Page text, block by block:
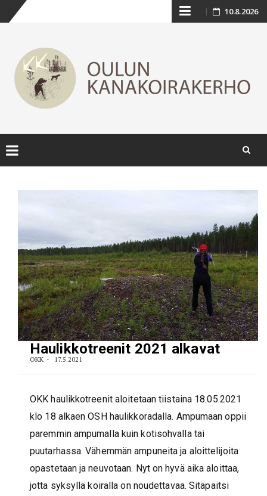
Skip 10.8.2026
Haulikkotreenit 2021 alkavat
OKK 17.5.2021
OKK haulikkotreenit aloitetaan tiistaina 18.05.2021
klo 18 alkaen OSH haulikkoradalla. Ampumaan oppii
paremmin ampumalla kuin kotisohvalla tai
puutarhassa. Vähemmän ampuneita ja aloittelijoita
opastetaan ja neuvotaan. Nyt on hyvä aika aloittaa,
jotta syksyllä koiralla on noudettavaa. Sitäpaitsi